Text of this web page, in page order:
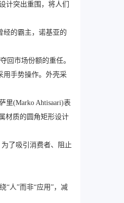
计突出重围，将人们
经的霸主，诺基亚的
回市场份额的重任。
用手势操作。外壳采
里(Marko Ahtisaari)表
材质的圆角矩形设计
了吸引消费者、阻止
“人”而非“应用”，减